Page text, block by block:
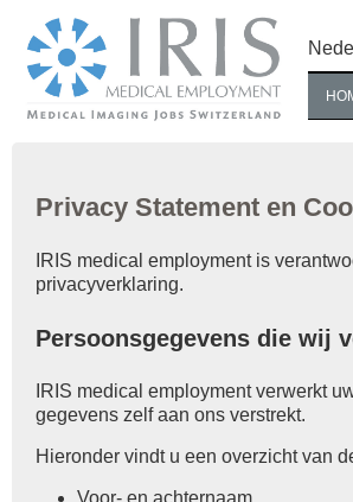
Privacy Statement en
IRIS medical employment is
privacyverklaring.
Persoonsgegevens die wij
IRIS medical employment verwerkt
gegevens zelf aan ons verstrekt.
Hieronder vindt u een overzicht van
Voor- en achternaam